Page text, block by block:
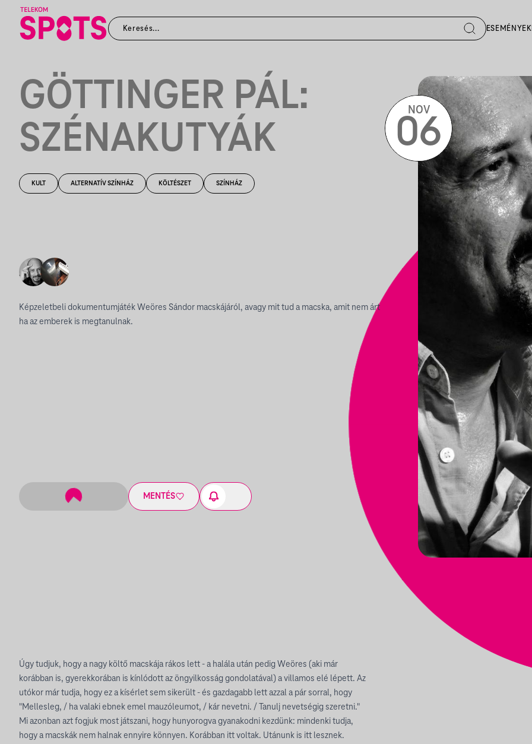
ESEMÉNYEK
GÖTTINGER PÁL:
SZÉNAKUTYÁK
KULT ALTERNATÍV SZÍNHÁZ KÖLTÉSZET SZÍNHÁZ
Képzeletbeli dokumentumjáték Weöres Sándor macskájáról, avagy mit tud a macska, amit nem árt
ha az emberek is megtanulnak.
MENTÉS
NOV
06
Úgy tudjuk, hogy a nagy költő macskája rákos lett - a halála után pedig Weöres (aki már
korábban is, gyerekkorában is kínlódott az öngyilkosság gondolatával) a villamos elé lépett. Az
utókor már tudja, hogy ez a kísérlet sem sikerült - és gazdagabb lett azzal a pár sorral, hogy
"Mellesleg, / ha valaki ebnek emel mauzóleumot, / kár nevetni. / Tanulj nevetségig szeretni."
Mi azonban azt fogjuk most játszani, hogy hunyorogva gyanakodni kezdünk: mindenki tudja,
hogy a macskák nem halnak ennyire könnyen. Korábban itt voltak. Utánunk is itt lesznek.